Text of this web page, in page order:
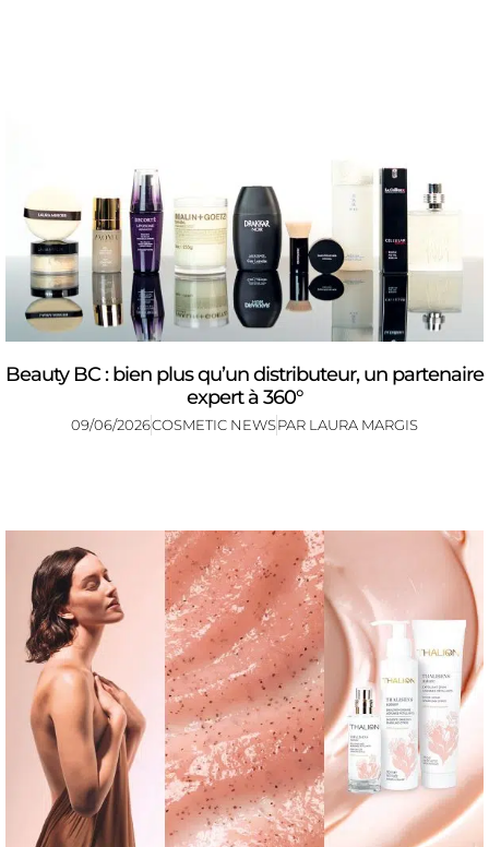
Beauty BC : bien plus qu’un distributeur, un partenaire
expert à 360°
09/06/2026COSMETIC NEWSPAR LAURA MARGIS